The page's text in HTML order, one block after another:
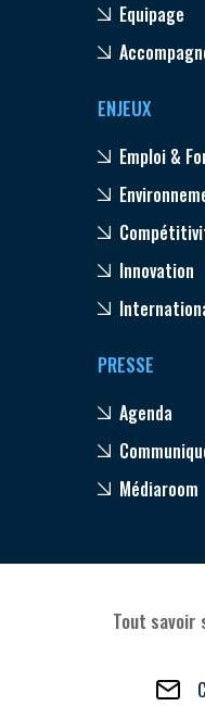
Equipage
ENJEUX
Emploi &
Innovation
PRESSE
Agenda
Médiaroom
Tout savoir